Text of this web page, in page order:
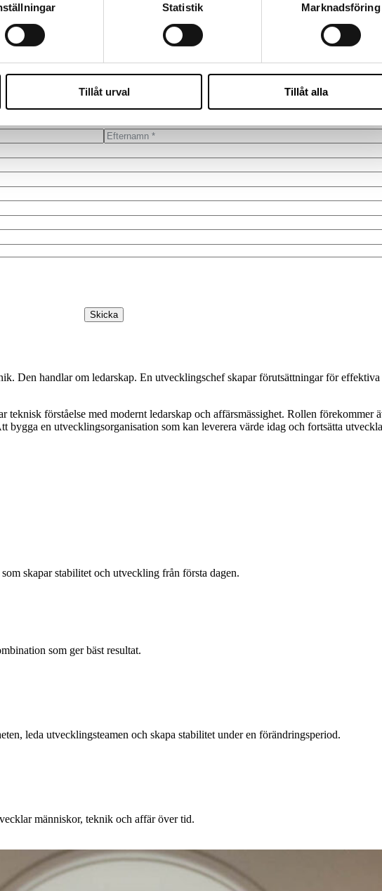
Statistik Marknadsföring
Tillåt urval Tillåt alla
riktning, engagemang och struktur. Oavsett om du står inför en tillväxtresa,
en utvecklingschef som får människor, teknik och affär att utvecklas tillsammans.
så snart vi kan för att boka en tid som passar dig.
Skicka
Den handlar om ledarskap. En utvecklingschef skapar förutsättningar för
förståelse med modernt ledarskap och affärsmässighet. Rollen förekommer
en utvecklingsorganisation som kan leverera värde idag och fortsätta
skapar stabilitet och utveckling från första dagen.
som ger bäst resultat.
leda utvecklingsteamen och skapa stabilitet under en förändringsperiod.
människor, teknik och affär över tid.